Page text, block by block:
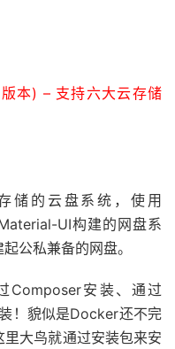
本) – 支持六大云存储
储的云盘系统，使用
UI构建的网盘系
公私兼备的网盘。
Composer安装、通过
！貌似是Docker还不完
大鸟就通过安装包来安